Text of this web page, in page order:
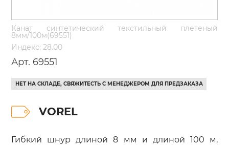
Канат синтетический текстильный плетеный
8мм/100м(69551)
Индекс: 28.00
Арт. 69551
НЕТ НА СКЛАДЕ, СВЯЖИТЕСТЬ С МЕНЕДЖЕРОМ ДЛЯ ПРЕДЗАКАЗА
VOREL
Гибкий шнур длиной 8 мм и длиной 100 м,